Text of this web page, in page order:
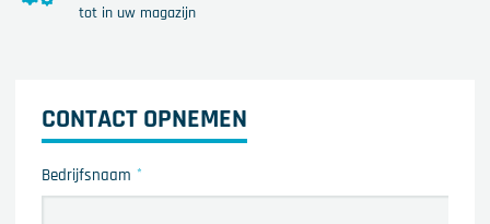
tot in uw magazijn
CONTACT OPNEMEN
Bedrijfsnaam *